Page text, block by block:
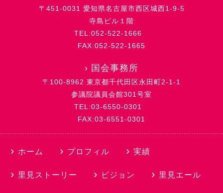
〒451-0031 愛知県名古屋市西区城西1-9-5
寺島ビル１階
TEL:052-522-1666
FAX:052-522-1665
› 国会事務所
〒100-8962 東京都千代田区永田町2-1-1
参議院議員会館301号室
TEL:03-6550-0301
FAX:03-6551-0301
ホーム プロフィル 実績
里見ストーリー ビジョン 里見エール